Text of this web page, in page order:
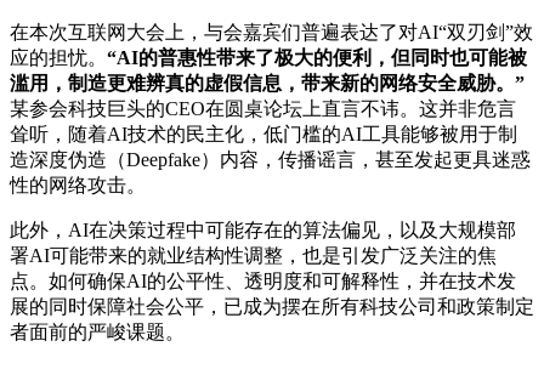
在本次互联网大会上，与会嘉宾们普遍表达了对AI“双刃剑”效
应的担忧。 “AI的普惠性带来了极大的便利，但同时也可能被
滥用，制造更难辨真的虚假信息，带来新的网络安全威胁。”
某参会科技巨头的CEO在圆桌论坛上直言不讳。这并非危言
耸听，随着AI技术的民主化，低门槛的AI工具能够被用于制
造深度伪造（Deepfake）内容，传播谣言，甚至发起更具迷惑
性的网络攻击。
此外，AI在决策过程中可能存在的算法偏见，以及大规模部
署AI可能带来的就业结构性调整，也是引发广泛关注的焦
点。如何确保AI的公平性、透明度和可解释性，并在技术发
展的同时保障社会公平，已成为摆在所有科技公司和政策制定
者面前的严峻课题。